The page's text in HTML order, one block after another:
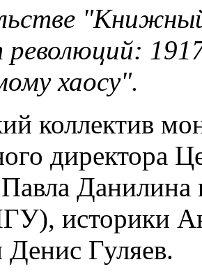
хаосу".
коллектив
директора
историки
Денис Гуляев.